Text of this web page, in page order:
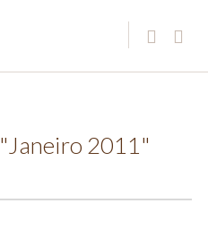
"Janeiro 2011"